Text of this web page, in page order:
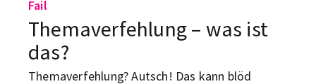
Fail
Themaverfehlung – was ist
das?
Themaverfehlung? Autsch! Das kann blöd